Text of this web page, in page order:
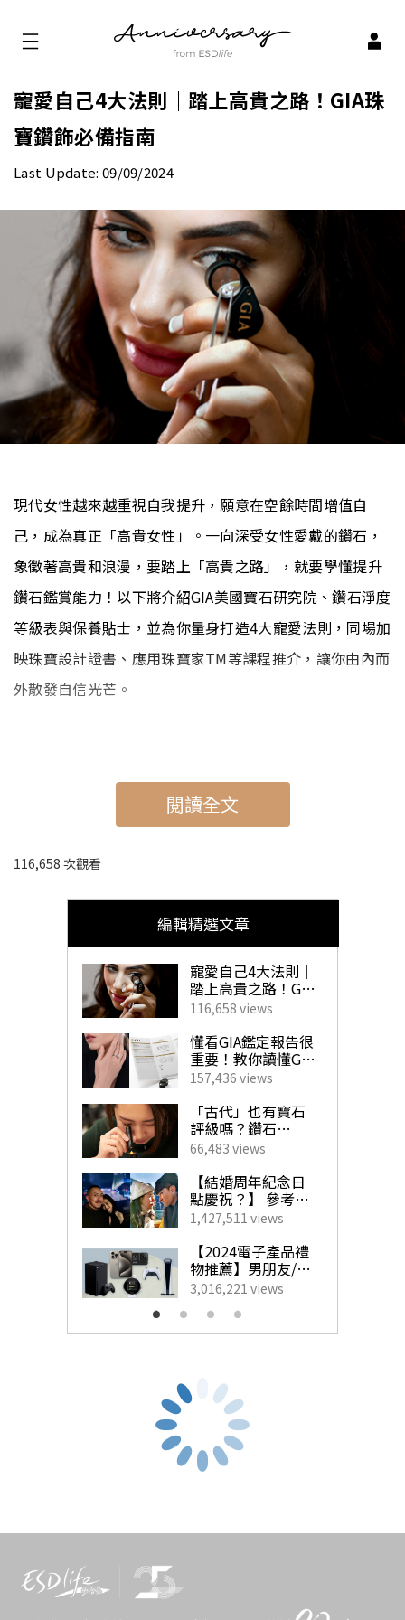
寵愛自己4大法則｜踏上高貴之路！GIA珠
寶鑽飾必備指南
Last Update: 09/09/2024
現代女性越來越重視自我提升，願意在空餘時間增值自
己，成為真正「高貴女性」。一向深受女性愛戴的鑽石，
象徵著高貴和浪漫，要踏上「高貴之路」，就要學懂提升
鑽石鑑賞能力！以下將介紹GIA美國寶石研究院、鑽石淨度
等級表與保養貼士，並為你量身打造4大寵愛法則，同場加
映珠寶設計證書、應用珠寶家TM等課程推介，讓你由內而
外散發自信光芒。
寵愛法則#1 寵愛自己 設計專屬珠
厭倦了千篇一律的珠寶款式，渴望把內心設計靈感完美展
現並擁有全世界獨一無二的專屬珠寶？GIA珠寶設計證書課
，能讓你「美夢成真」！
GIA美國寶石研究院是全世界鑽石、有色寶石和珍珠領域的
最高權威機構，而GIA香港分校更是擁有全球首屈一指的寶
石和珠寶培訓及鑒定服務。參加
GIA珠寶設計證書課程
但可以學習珠寶美術工藝的實用知識，更能從設計理念到
靈感轉化為奪目璀璨的珠寶系列，打造屬於獨具風格的精
閱讀全文
116,658 次觀看
編輯精選文章
寵愛自己4大法則｜
踏上高貴之路！GIA
珠寶鑽飾必備指南
116,658 views
懂看GIA鑑定報告很
重要！教你讀懂GIA
4C外的重要訊息！
揀珠寶商如挑對醫
生 挑選心儀寶石不
求人！
157,436 views
「古代」也有寶石
評級嗎？鑽石
「4C」是如何創
立？一文帶你了解
GIA對鑽石鑑定的影
響力！
66,483 views
【結婚周年紀念日
點慶祝？】 參考男
藝人甜蜜慶祝點子
為另一半製造驚
喜！
1,427,511 views
【2024電子產品禮
物推薦】男朋友/老
公最想收到的實用
生日禮物
3,016,221 views